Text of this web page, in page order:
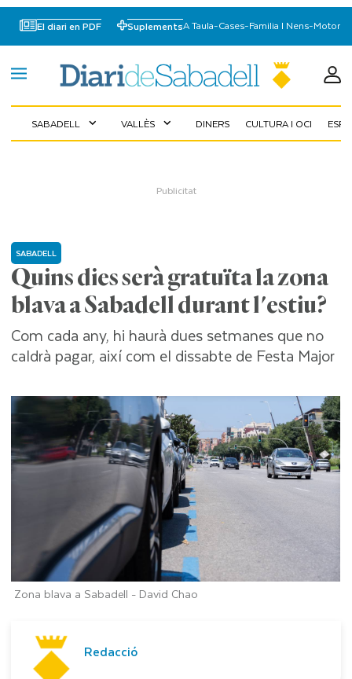
El diari en PDF SuplementsA Taula-Cases-Familia I Nens-Motor
SABADELL expand_more VALLÈS expand_more DINERS CULTURA I OCI
Quins dies serà gratuïta la zona
blava a Sabadell durant l'estiu?
SABADELL
Com cada any, hi haurà dues setmanes que no
caldrà pagar, així com el dissabte de Festa Major
Zona blava a Sabadell - David Chao
Redacció